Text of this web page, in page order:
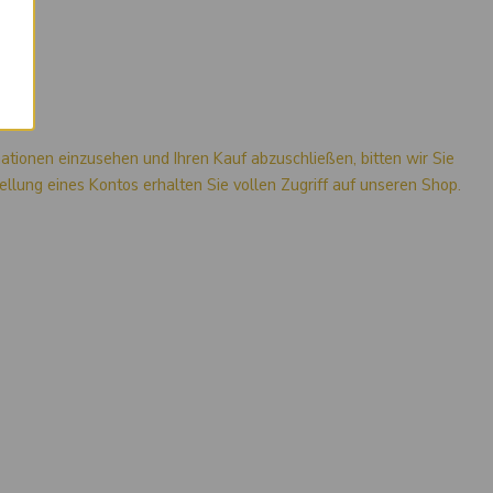
einzusehen und Ihren Kauf abzuschließen, bitten wir Sie
eines Kontos erhalten Sie vollen Zugriff auf unseren Shop.